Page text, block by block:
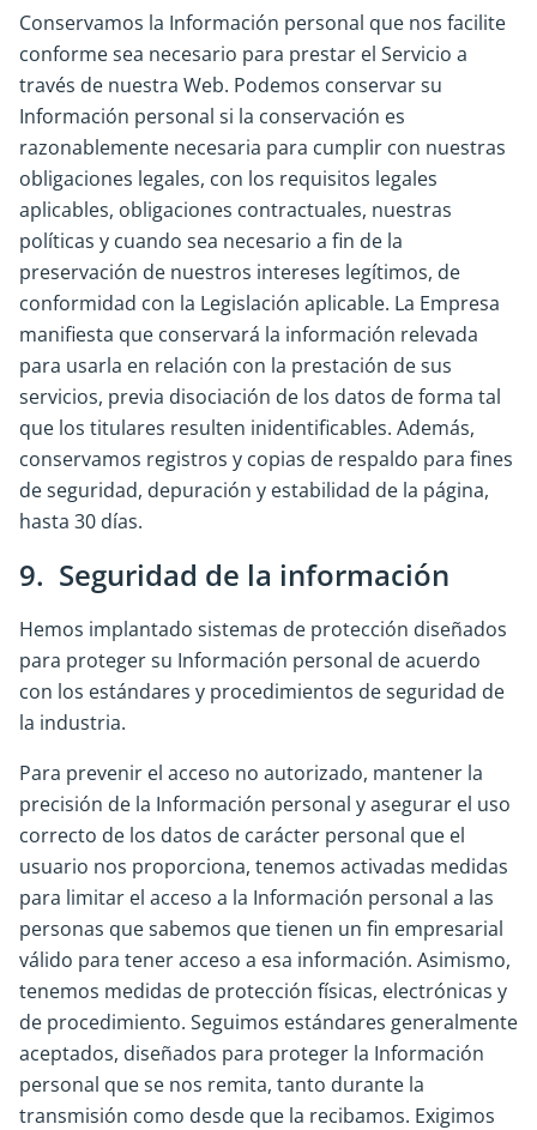
Conservamos la Información personal que nos facilite
conforme sea necesario para prestar el Servicio a
través de nuestra Web. Podemos conservar su
Información personal si la conservación es
razonablemente necesaria para cumplir con nuestras
obligaciones legales, con los requisitos legales
aplicables, obligaciones contractuales, nuestras
políticas y cuando sea necesario a fin de la
preservación de nuestros intereses legítimos, de
conformidad con la Legislación aplicable. La Empresa
manifiesta que conservará la información relevada
para usarla en relación con la prestación de sus
servicios, previa disociación de los datos de forma tal
que los titulares resulten inidentificables. Además,
conservamos registros y copias de respaldo para fines
de seguridad, depuración y estabilidad de la página,
hasta 30 días.
9. Seguridad de la información
Hemos implantado sistemas de protección diseñados
para proteger su Información personal de acuerdo
con los estándares y procedimientos de seguridad de
la industria.
Para prevenir el acceso no autorizado, mantener la
precisión de la Información personal y asegurar el uso
correcto de los datos de carácter personal que el
usuario nos proporciona, tenemos activadas medidas
para limitar el acceso a la Información personal a las
personas que sabemos que tienen un fin empresarial
válido para tener acceso a esa información. Asimismo,
tenemos medidas de protección físicas, electrónicas y
de procedimiento. Seguimos estándares generalmente
aceptados, diseñados para proteger la Información
personal que se nos remita, tanto durante la
transmisión como desde que la recibamos. Exigimos